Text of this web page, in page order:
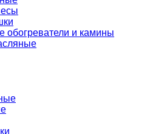
обогреватели и камины